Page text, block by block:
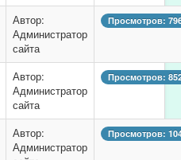
Автор:
Администратор
сайта
Просмотров:
Автор:
Администратор
сайта
Просмотров:
Автор:
Администратор
Просмотров: